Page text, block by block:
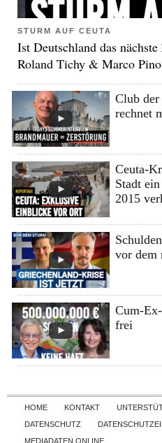
STURM AUF CEUTA
Ist Deutschland das
Roland Tichy & Marco Pino
Club der
rechnet
Ceuta-
Stadt
2015
vor dem
Cum-
frei
HOME KONTAKT
DATENSCHUTZ
MEDIADATEN ONLINE